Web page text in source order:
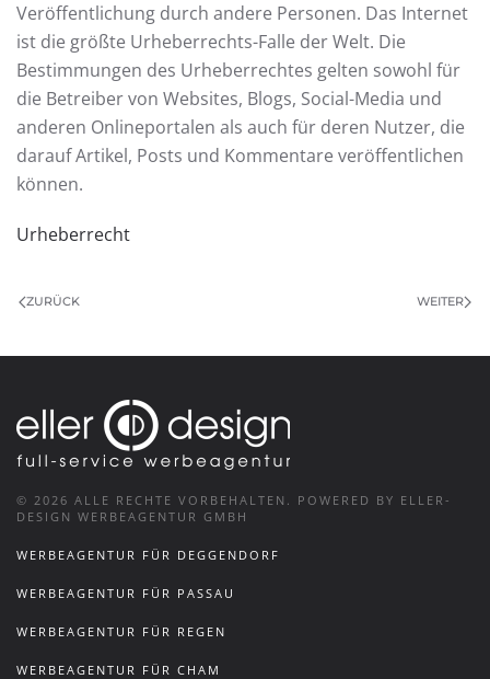
Veröffentlichung durch andere Personen. Das Internet
ist die größte Urheberrechts-Falle der Welt. Die
Bestimmungen des Urheberrechtes gelten sowohl für
die Betreiber von Websites, Blogs, Social-Media und
anderen Onlineportalen als auch für deren Nutzer, die
darauf Artikel, Posts und Kommentare veröffentlichen
können.
Urheberrecht
ZURÜCK WEITER
© 2026 ALLE RECHTE VORBEHALTEN. POWERED BY ELLER-
DESIGN WERBEAGENTUR GMBH
WERBEAGENTUR FÜR DEGGENDORF
WERBEAGENTUR FÜR PASSAU
WERBEAGENTUR FÜR REGEN
WERBEAGENTUR FÜR CHAM